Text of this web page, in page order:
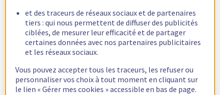
et des traceurs de réseaux sociaux et de partenaires
tiers : qui nous permettent de diffuser des publicités
ciblées, de mesurer leur efficacité et de partager
certaines données avec nos partenaires publicitaires
et les réseaux sociaux.
Vous pouvez accepter tous les traceurs, les refuser ou
personnaliser vos choix à tout moment en cliquant sur
le lien « Gérer mes cookies » accessible en bas de page.